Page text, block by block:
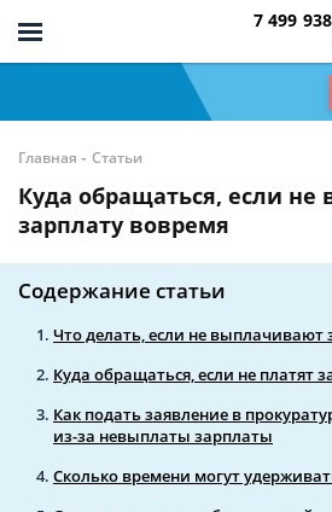
7 499
Главная - Статьи
Куда обращаться, если
зарплату вовремя
Содержание статьи
Что делать, если не выплачивают
Куда обращаться, если не платят
Как подать заявление в
из-за невыплаты зарплаты
Сколько времени могут